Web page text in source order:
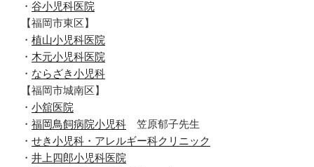
・ 谷小児科医院
【福岡市東区】
・ 植山小児科医院
・ 木元小児科医院
・ ならざき小児科
【福岡市城南区】
・ 小舘医院
・ 福岡鳥飼病院小児科 笠原郁子先生
・ せき小児科・アレルギー科クリニック
・ 井上四郎小児科医院